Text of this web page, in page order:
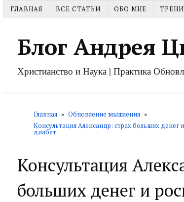
ГЛАВНАЯ ВСЕ СТАТЬИ ОБО МНЕ
Блог Андрея
Христианство и Наука | Практика
Главная » Обновление мышления »
Консультация Александр: страх больших
диабет
Консультация
больших денег и